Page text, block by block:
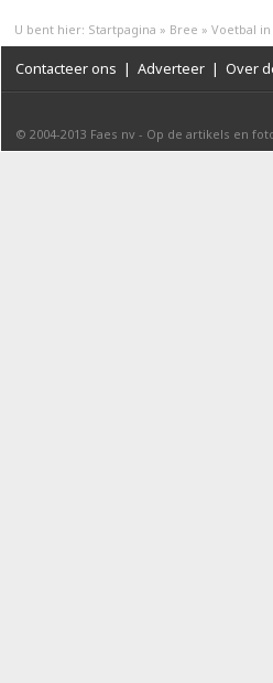
U bent hier: Startpagina » Bree » Voetbal
Contacteer ons | Adverteer | Over
© 2004-2013 Faes nv - Op de artikels en